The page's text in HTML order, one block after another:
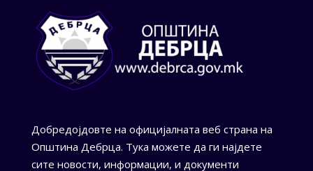
Добредојдовте на официјалната веб страна на
Општина Дебрца. Тука можете да ги најдете
сите новости, информации, и документи